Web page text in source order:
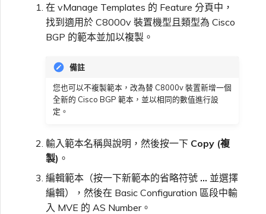
在 vManage Templates 的 Feature 分頁中，
找到適用於 C8000v 裝置機型且類型為 Cisco
BGP 的範本並加以複製。
備註
您也可以不複製範本，改為替 C8000v 裝置新增一個
全新的 Cisco BGP 範本，並以相同的數值進行設
定。
輸入範本名稱與說明，然後按一下 Copy (複
製) 。
編輯範本（按一下新範本的省略符號 … 並選擇
編輯），然後在 Basic Configuration 區段中輸
入 MVE 的 AS Number。